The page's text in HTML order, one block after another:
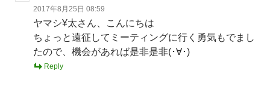
2017年8月25日 08:59
ヤマシ¥太さん、こんにちは
ちょっと遠征してミーティングに行く勇気もでまし
たので、機会があれば是非是非(･∀･)
Reply